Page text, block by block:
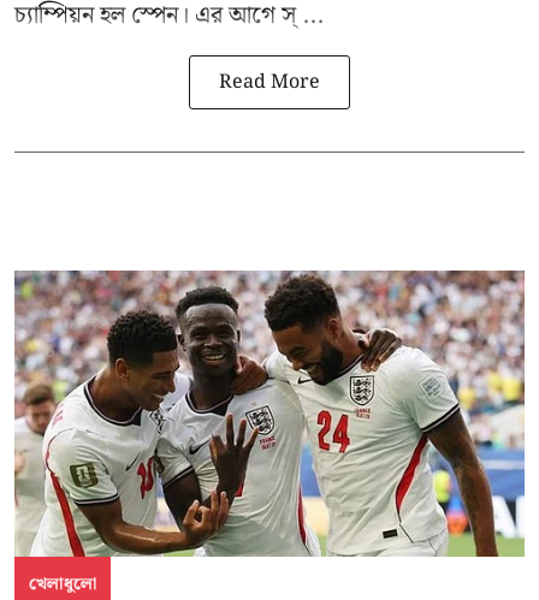
চ্যাম্পিয়ন হল স্পেন। এর আগে স্ ...
Read More
খেলাধুলো